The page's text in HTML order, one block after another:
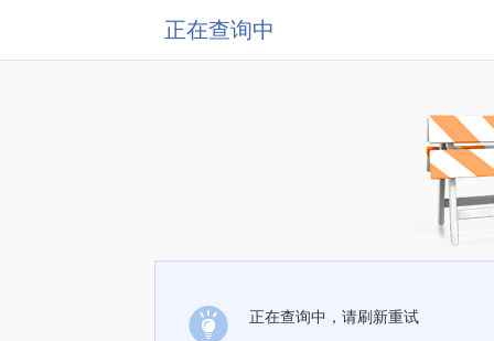
正在查询中
正在查询中，请刷新重试